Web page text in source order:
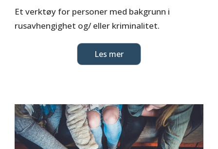
Et verktøy for personer med bakgrunn i
rusavhengighet og/ eller kriminalitet.
Les mer